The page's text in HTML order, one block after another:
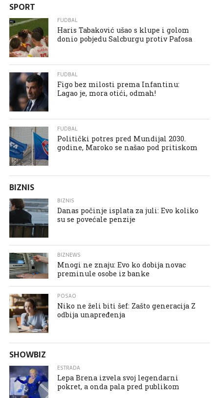
SPORT
FUDBAL
Haris Tabaković ušao s klupe i golom
donio pobjedu Salcburgu protiv Pafosa
FUDBAL
Figo bez milosti prema Infantinu:
Lagao je, mora otići, odmah!
FUDBAL
Politički potres pred Mundijal 2030.
godine, Maroko se našao pod pritiskom
BIZNIS
BIZNIS
Danas počinje isplata za juli: Evo koliko
su se povećale penzije
BIZNEWS
Mnogi ne znaju: Evo ko dobija novac
preminule osobe iz banke
POSAO
Niko ne želi biti šef: Zašto generacija Z
odbija unapređenja
SHOWBIZ
ESTRADA
Lepa Brena izvela svoj legendarni
pokret, a onda pala pred publikom